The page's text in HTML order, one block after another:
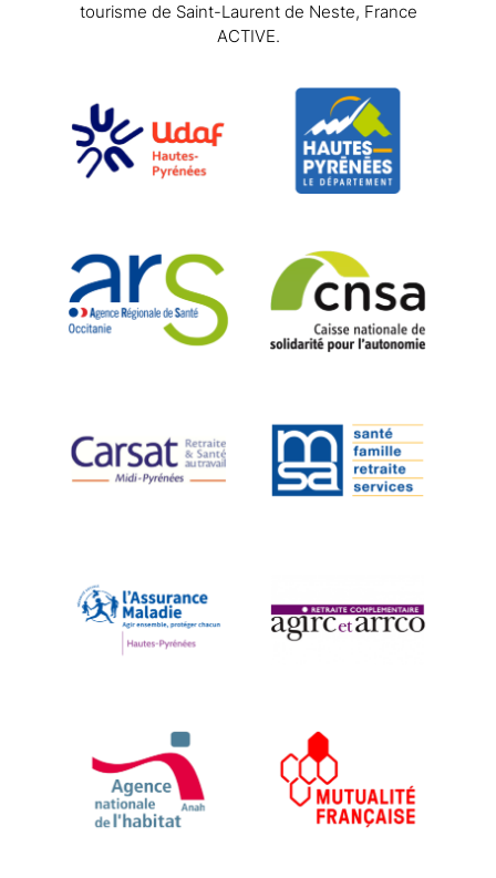
tourisme de Saint-Laurent de Neste, France
ACTIVE.